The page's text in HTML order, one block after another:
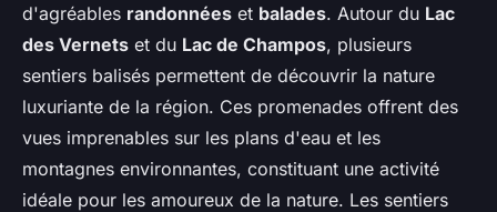
d'agréables randonnées et balades. Autour du Lac
des Vernets et du Lac de Champos, plusieurs
sentiers balisés permettent de découvrir la nature
luxuriante de la région. Ces promenades offrent des
vues imprenables sur les plans d'eau et les
montagnes environnantes, constituant une activité
idéale pour les amoureux de la nature. Les sentiers